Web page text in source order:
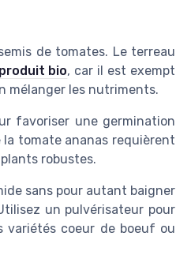
de tomates. Le terreau
produit bio, car il est exempt
mélanger les nutriments.
favoriser une germination
tomate ananas requièrent
robustes.
sans pour autant baigner
un pulvérisateur pour
variétés coeur de boeuf ou